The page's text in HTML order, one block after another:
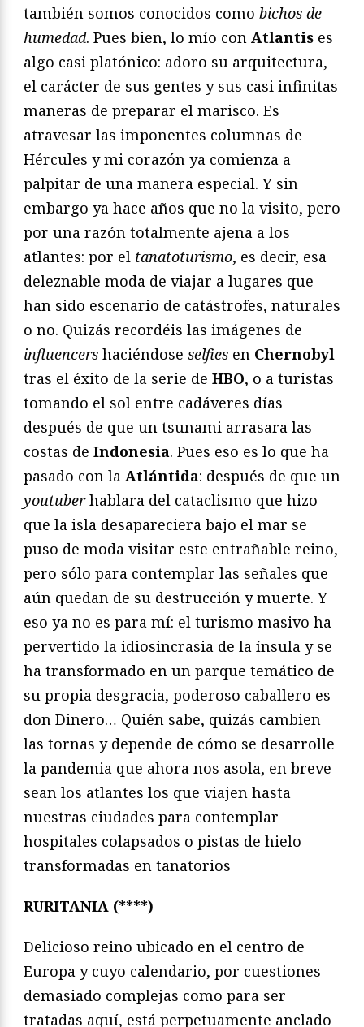
también somos conocidos como bichos de
humedad. Pues bien, lo mío con Atlantis es
algo casi platónico: adoro su arquitectura,
el carácter de sus gentes y sus casi infinitas
maneras de preparar el marisco. Es
atravesar las imponentes columnas de
Hércules y mi corazón ya comienza a
palpitar de una manera especial. Y sin
embargo ya hace años que no la visito, pero
por una razón totalmente ajena a los
atlantes: por el tanatoturismo, es decir, esa
deleznable moda de viajar a lugares que
han sido escenario de catástrofes, naturales
o no. Quizás recordéis las imágenes de
influencers haciéndose selfies en Chernobyl
tras el éxito de la serie de HBO, o a turistas
tomando el sol entre cadáveres días
después de que un tsunami arrasara las
costas de Indonesia. Pues eso es lo que ha
pasado con la Atlántida: después de que un
youtuberhablara del cataclismo que hizo
que la isla desapareciera bajo el mar se
puso de moda visitar este entrañable reino,
pero sólo para contemplar las señales que
aún quedan de su destrucción y muerte. Y
eso ya no es para mí: el turismo masivo ha
pervertido la idiosincrasia de la ínsula y se
ha transformado en un parque temático de
su propia desgracia, poderoso caballero es
don Dinero… Quién sabe, quizás cambien
las tornas y depende de cómo se desarrolle
la pandemia que ahora nos asola, en breve
sean los atlantes los que viajen hasta
nuestras ciudades para contemplar
hospitales colapsados o pistas de hielo
transformadas en tanatorios
RURITANIA (****)
Delicioso reino ubicado en el centro de
Europa y cuyo calendario, por cuestiones
demasiado complejas como para ser
tratadas aquí, está perpetuamente anclado